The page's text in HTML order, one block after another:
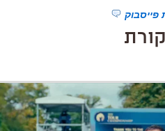
פייסבוק